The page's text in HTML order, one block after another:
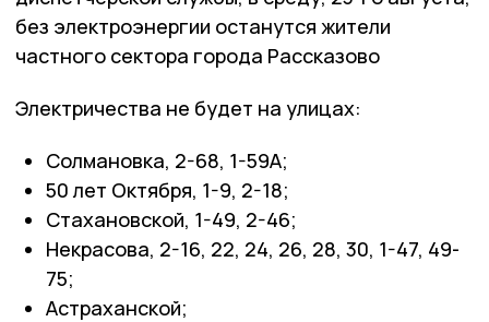
без электроэнергии останутся жители
частного сектора города Рассказово
Электричества не будет на улицах:
Солмановка, 2-68, 1-59А;
50 лет Октября, 1-9, 2-18;
Стахановской, 1-49, 2-46;
Некрасова, 2-16, 22, 24, 26, 28, 30, 1-47, 49-
75;
Астраханской;